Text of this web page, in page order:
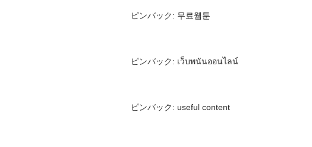
ピンバック: 무료웹툰
ピンバック: เว็บพนันออนไลน์
ピンバック: useful content